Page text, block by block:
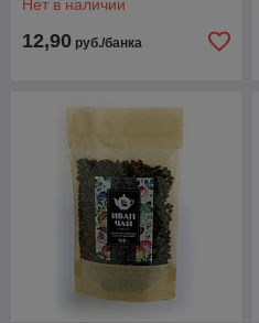
Нет в наличии
12,90 руб./банка